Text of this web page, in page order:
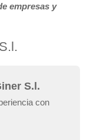
empresas y
S.l.
con